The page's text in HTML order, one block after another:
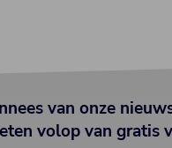
van onze
volop van gratis